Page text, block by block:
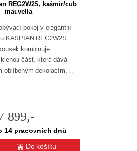
REG2W2S, kašmír/dub
mauvella
pokoj v elegantní
KASPIAN REG2W2S.
kombinuje
část, která dává
oblíbeným dekoracím,…
899,-
14 pracovních dnů
Do košíku